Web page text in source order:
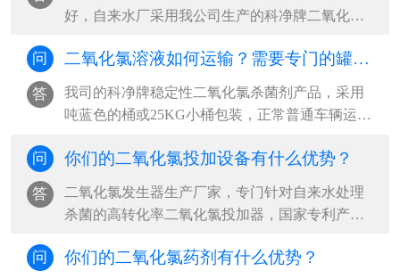
好，自来水厂采用我公司生产的科净牌二氧化氯
问 二氧化氯溶液如何运输？需要专门的罐车吗？
答
我司的科净牌稳定性二氧化氯杀菌剂产品，采用
吨蓝色的桶或25KG小桶包装，正常普通车辆运输
问 你们的二氧化氯投加设备有什么优势？
答
二氧化氯发生器生产厂家，专门针对自来水处理
杀菌的高转化率二氧化氯投加器，国家专利产品
问 你们的二氧化氯药剂有什么优势？